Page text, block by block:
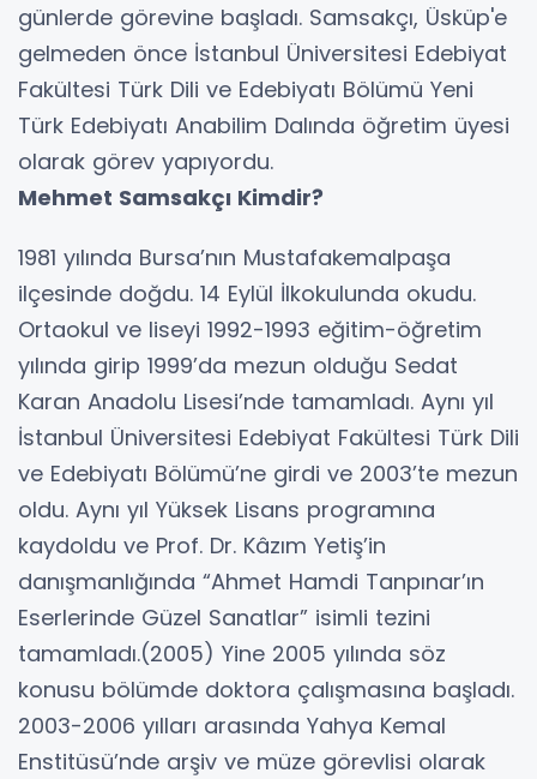
günlerde görevine başladı. Samsakçı, Üsküp'e
gelmeden önce İstanbul Üniversitesi Edebiyat
Fakültesi Türk Dili ve Edebiyatı Bölümü Yeni
Türk Edebiyatı Anabilim Dalında öğretim üyesi
olarak görev yapıyordu.
Mehmet Samsakçı Kimdir?
1981 yılında Bursa’nın Mustafakemalpaşa
ilçesinde doğdu. 14 Eylül İlkokulunda okudu.
Ortaokul ve liseyi 1992-1993 eğitim-öğretim
yılında girip 1999’da mezun olduğu Sedat
Karan Anadolu Lisesi’nde tamamladı. Aynı yıl
İstanbul Üniversitesi Edebiyat Fakültesi Türk Dili
ve Edebiyatı Bölümü’ne girdi ve 2003’te mezun
oldu. Aynı yıl Yüksek Lisans programına
kaydoldu ve Prof. Dr. Kâzım Yetiş’in
danışmanlığında “Ahmet Hamdi Tanpınar’ın
Eserlerinde Güzel Sanatlar” isimli tezini
tamamladı.(2005) Yine 2005 yılında söz
konusu bölümde doktora çalışmasına başladı.
2003-2006 yılları arasında Yahya Kemal
Enstitüsü’nde arşiv ve müze görevlisi olarak